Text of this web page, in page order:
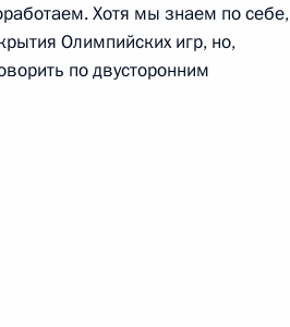
Хотя мы знаем по себе,
Олимпийских игр, но,
по двусторонним